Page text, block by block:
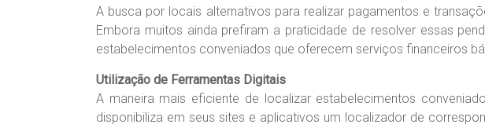
A busca por locais alternativos para realizar pagamentos e
Embora muitos ainda prefiram a praticidade de resolver essas
estabelecimentos conveniados que oferecem serviços financeiros
Utilização de Ferramentas Digitais
A maneira mais eficiente de localizar estabelecimentos
disponibiliza em seus sites e aplicativos um localizador de